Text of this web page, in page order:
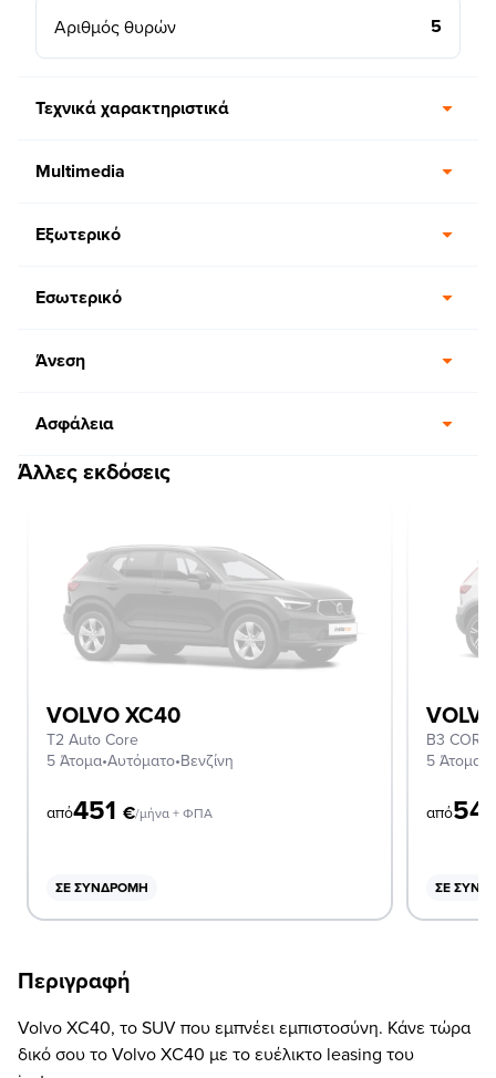
Αριθμός θυρών 5
Τεχνικά χαρακτηριστικά
Multimedia
Εξωτερικό
Εσωτερικό
Άνεση
Ασφάλεια
Άλλες εκδόσεις
VOLVO XC40
T2 Auto Core
5 Άτομα•Αυτόματο•Βενζίνη
από451 €/μήνα + ΦΠΑ
ΣΕ ΣΥΝΔΡΟΜΉ
B3 CORE
5 Άτομα
από
ΣΕ
Περιγραφή
Volvo XC40, το SUV που εμπνέει εμπιστοσύνη. Κάνε τώρα
δικό σου το Volvo XC40 με το ευέλικτο leasing του